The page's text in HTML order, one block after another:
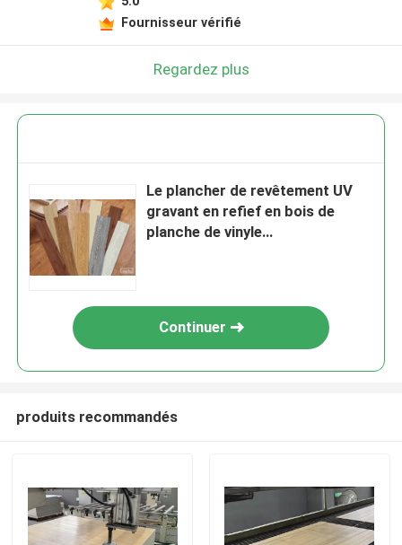
Fournisseur vérifié
Regardez plus
Le plancher de revêtement UV
gravant en refief en bois de
planche de vinyle
Continuer
produits recommandés